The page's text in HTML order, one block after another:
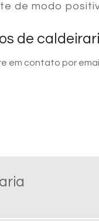
de modo
de
em contato por email.